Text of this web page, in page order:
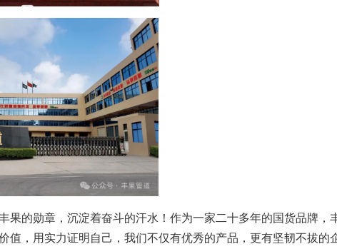
果的勋章，沉淀着奋斗的汗水！作为一家二十多年的国货品牌
值，用实力证明自己，我们不仅有优秀的产品，更有坚韧不拔